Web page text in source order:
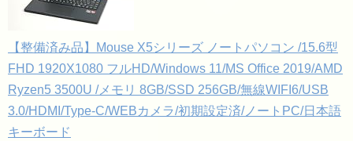
【整備済み品】Mouse X5シリーズ ノートパソコン /15.6型
FHD 1920X1080 フルHD/Windows 11/MS Office 2019/AMD
Ryzen5 3500U /メモリ 8GB/SSD 256GB/無線WIFI6/USB
3.0/HDMI/Type-C/WEBカメラ/初期設定済/ノートPC/日本語
キーボード